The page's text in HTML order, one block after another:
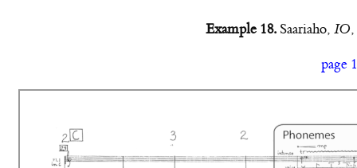
Example 18. Saariaho, IO
page 1